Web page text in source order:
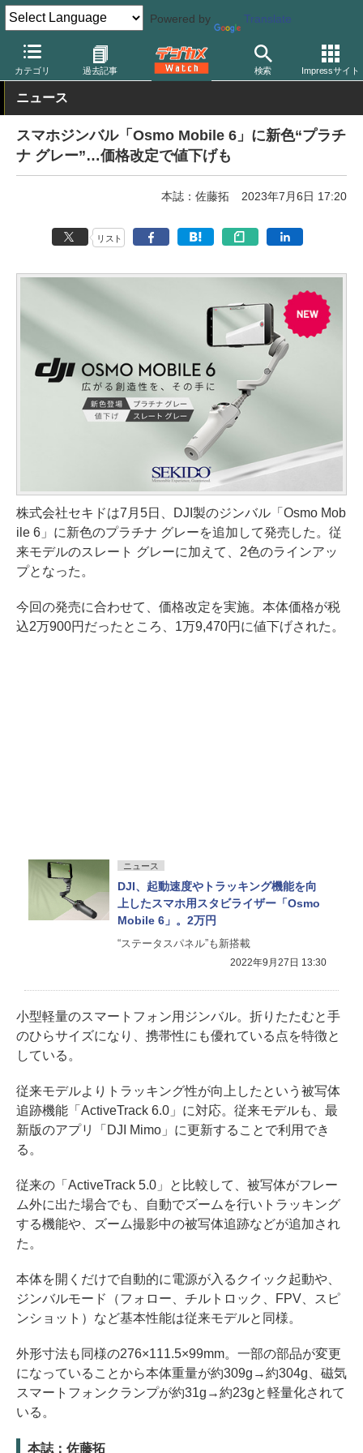
Powered by Translate
カテゴリ 過去記事 検索 Impressサイト
デジカメ Watch 撮影用品 ジンバル
ニュース
スマホジンバル「Osmo Mobile 6」に新色“プラチ
ナ グレー”…価格改定で値下げも
本誌：佐藤拓 2023年7月6日 17:20
リスト
株式会社セキドは7月5日、DJI製のジンバル「Osmo Mob
ile 6」に新色のプラチナ グレーを追加して発売した。従
来モデルのスレート グレーに加えて、2色のラインアッ
プとなった。
今回の発売に合わせて、価格改定を実施。本体価格が税
込2万900円だったところ、1万9,470円に値下げされた。
ニュース
DJI、起動速度やトラッキング機能を向
上したスマホ用スタビライザー「Osmo
Mobile 6」。2万円
“ステータスパネル”も新搭載
2022年9月27日 13:30
小型軽量のスマートフォン用ジンバル。折りたたむと手
のひらサイズになり、携帯性にも優れている点を特徴と
している。
従来モデルよりトラッキング性が向上したという被写体
追跡機能「ActiveTrack 6.0」に対応。従来モデルも、最
新版のアプリ「DJI Mimo」に更新することで利用でき
る。
従来の「ActiveTrack 5.0」と比較して、被写体がフレー
ム外に出た場合でも、自動でズームを行いトラッキング
する機能や、ズーム撮影中の被写体追跡などが追加され
た。
本体を開くだけで自動的に電源が入るクイック起動や、
ジンバルモード（フォロー、チルトロック、FPV、スピ
ンショット）など基本性能は従来モデルと同様。
外形寸法も同様の276×111.5×99mm。一部の部品が変更
になっていることから本体重量が約309g→約304g、磁気
スマートフォンクランプが約31g→約23gと軽量化されて
いる。
本誌：佐藤拓